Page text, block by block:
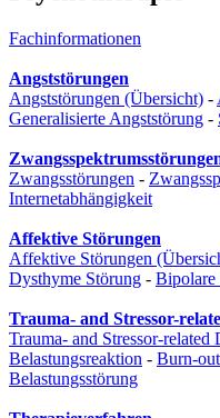
Fachinformationen
Angststörungen
Angststörungen (Übersicht) -
Generalisierte Angststörung -
Zwangsstörungen -
Internetabhängigkeit
Affektive Störungen
Affektive Störungen
Dysthyme Störung - Bipolare
Trauma- and Stressor-
Trauma- and Stressor-
Belastungsreaktion - Burn-
Belastungsstörung